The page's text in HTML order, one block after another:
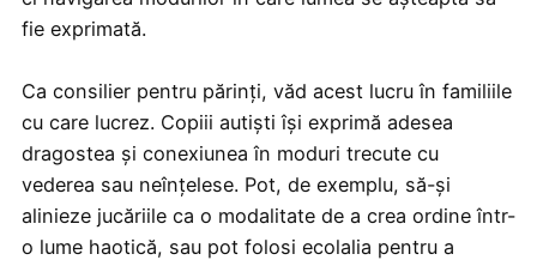
fie exprimată.
Ca consilier pentru părinți, văd acest lucru în familiile
cu care lucrez. Copiii autiști își exprimă adesea
dragostea și conexiunea în moduri trecute cu
vederea sau neînțelese. Pot, de exemplu, să-și
alinieze jucăriile ca o modalitate de a crea ordine într-
o lume haotică, sau pot folosi ecolalia pentru a